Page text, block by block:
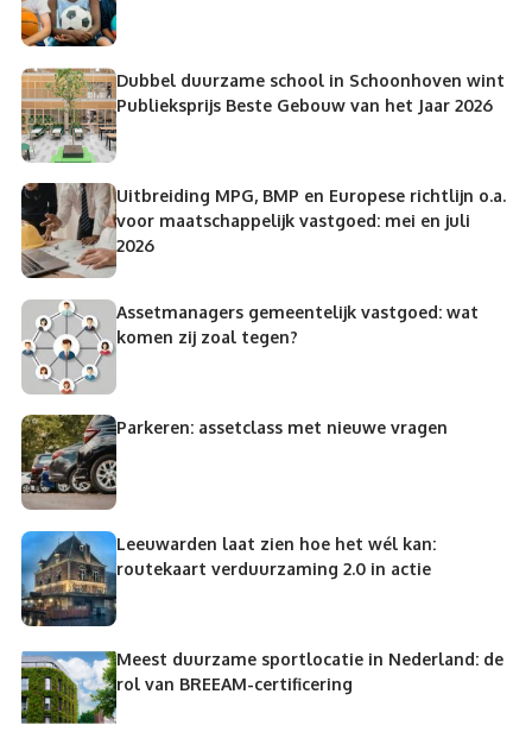
Dubbel duurzame school in Schoonhoven wint
Publieksprijs Beste Gebouw van het Jaar 2026
Uitbreiding MPG, BMP en Europese richtlijn o.a.
voor maatschappelijk vastgoed: mei en juli
2026
Assetmanagers gemeentelijk vastgoed: wat
komen zij zoal tegen?
Parkeren: assetclass met nieuwe vragen
Leeuwarden laat zien hoe het wél kan:
routekaart verduurzaming 2.0 in actie
Meest duurzame sportlocatie in Nederland: de
rol van BREEAM-certificering